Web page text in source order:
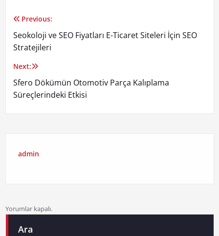
Yazı
gezinmesi
Previous:
Seokoloji ve SEO Fiyatları E-Ticaret Siteleri İçin SEO
Stratejileri
Next:
Sfero Dökümün Otomotiv Parça Kalıplama
Süreçlerindeki Etkisi
admin
Yorumlar kapalı.
Ara